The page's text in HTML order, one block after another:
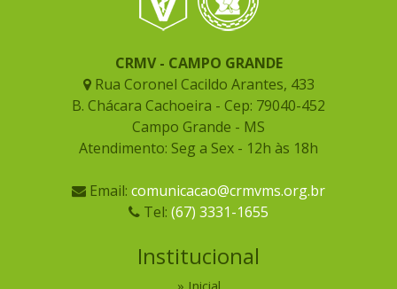
CRMV - CAMPO GRANDE
Rua Coronel Cacildo Arantes, 433
B. Chácara Cachoeira - Cep: 79040-452
Campo Grande - MS
Atendimento: Seg a Sex - 12h às 18h
Email: comunicacao@crmvms.org.br
Tel: (67) 3331-1655
Institucional